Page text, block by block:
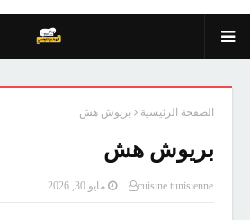
الصفحة الرئيسية بريوش هش
بريوش هش
cuisine tunisienne مايو 30, 2026